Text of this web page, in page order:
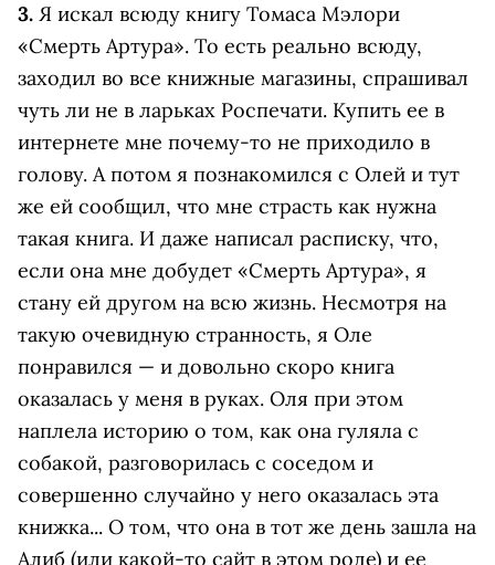
3. Я искал всюду книгу Томаса Мэлори
«Смерть Артура». То есть реально всюду,
заходил во все книжные магазины, спрашивал
чуть ли не в ларьках Роспечати. Купить ее в
интернете мне почему-то не приходило в
голову. А потом я познакомился с Олей и тут
же ей сообщил, что мне страсть как нужна
такая книга. И даже написал расписку, что,
если она мне добудет «Смерть Артура», я
стану ей другом на всю жизнь. Несмотря на
такую очевидную странность, я Оле
понравился — и довольно скоро книга
оказалась у меня в руках. Оля при этом
наплела историю о том, как она гуляла с
собакой, разговорилась с соседом и
совершенно случайно у него оказалась эта
книжка... О том, что она в тот же день зашла на
Алиб (или какой-то сайт в этом роде) и ее